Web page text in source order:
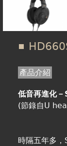
產品介紹
低音再進化
(節錄自U
時隔五年多